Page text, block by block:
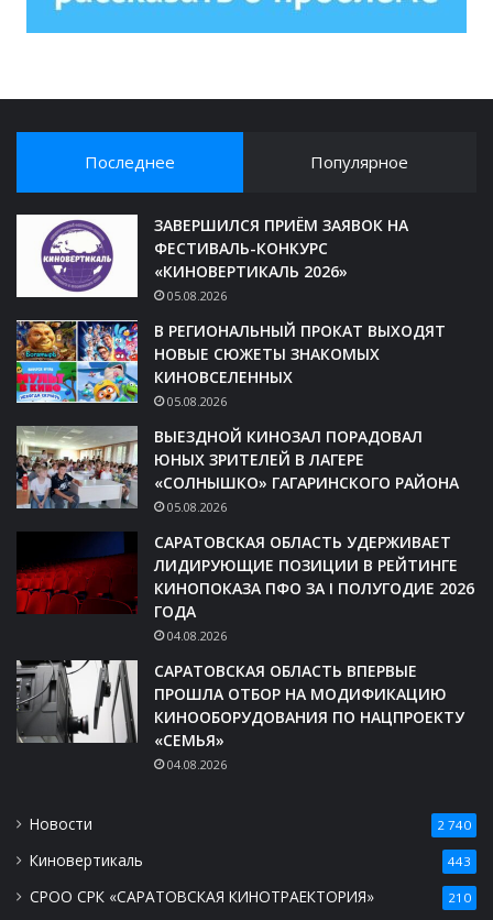
Последнее Популярное
ЗАВЕРШИЛСЯ ПРИЁМ ЗАЯВОК НА
ФЕСТИВАЛЬ-КОНКУРС
«КИНОВЕРТИКАЛЬ 2026»
05.08.2026
В РЕГИОНАЛЬНЫЙ ПРОКАТ ВЫХОДЯТ
НОВЫЕ СЮЖЕТЫ ЗНАКОМЫХ
КИНОВСЕЛЕННЫХ
05.08.2026
ВЫЕЗДНОЙ КИНОЗАЛ ПОРАДОВАЛ
ЮНЫХ ЗРИТЕЛЕЙ В ЛАГЕРЕ
«СОЛНЫШКО» ГАГАРИНСКОГО РАЙОНА
05.08.2026
САРАТОВСКАЯ ОБЛАСТЬ УДЕРЖИВАЕТ
ЛИДИРУЮЩИЕ ПОЗИЦИИ В РЕЙТИНГЕ
КИНОПОКАЗА ПФО ЗА I ПОЛУГОДИЕ 2026
ГОДА
04.08.2026
САРАТОВСКАЯ ОБЛАСТЬ ВПЕРВЫЕ
ПРОШЛА ОТБОР НА МОДИФИКАЦИЮ
КИНООБОРУДОВАНИЯ ПО НАЦПРОЕКТУ
«СЕМЬЯ»
04.08.2026
Новости 2 740
Киновертикаль 443
СРОО СРК «САРАТОВСКАЯ КИНОТРАЕКТОРИЯ» 210